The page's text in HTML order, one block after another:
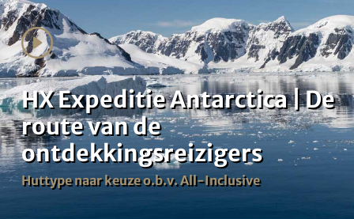
HX Expeditie Antarctica | De
route van de
ontdekkingsreizigers
Huttype naar keuze o.b.v. All-Inclusive